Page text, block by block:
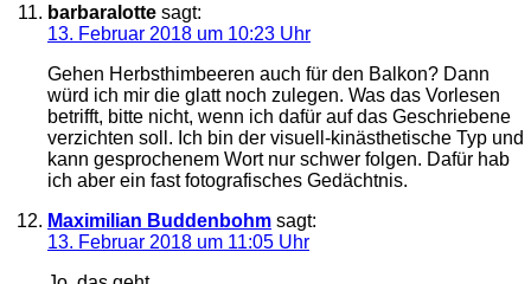
barbaralotte sagt:
13. Februar 2018 um 10:23 Uhr
Gehen Herbsthimbeeren auch für den Balkon? Dann
würd ich mir die glatt noch zulegen. Was das Vorlesen
betrifft, bitte nicht, wenn ich dafür auf das Geschriebene
verzichten soll. Ich bin der visuell-kinästhetische Typ und
kann gesprochenem Wort nur schwer folgen. Dafür hab
ich aber ein fast fotografisches Gedächtnis.
Maximilian Buddenbohm sagt:
13. Februar 2018 um 11:05 Uhr